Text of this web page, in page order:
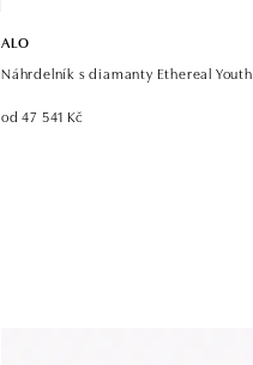
ALO
Náhrdelník s diamanty Ethereal Youth
od 47 541 Kč